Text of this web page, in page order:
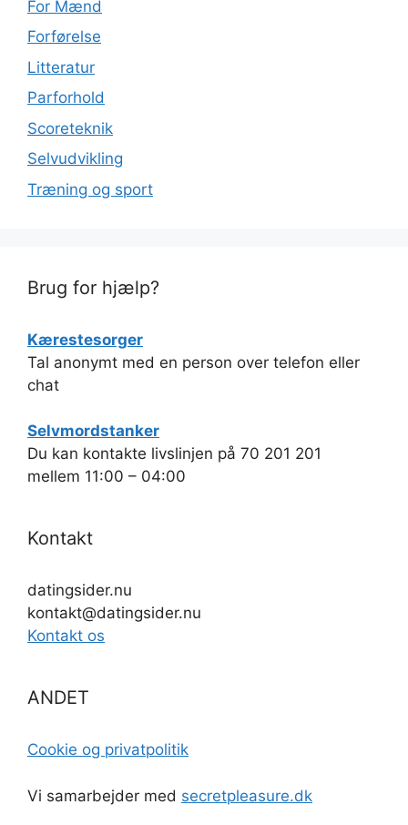
For Mænd
Forførelse
Litteratur
Parforhold
Scoreteknik
Selvudvikling
Træning og sport
Brug for hjælp?
Kærestesorger
Tal anonymt med en person over telefon eller
chat
Selvmordstanker
Du kan kontakte livslinjen på 70 201 201
mellem 11:00 – 04:00
Kontakt
datingsider.nu
kontakt@datingsider.nu
Kontakt os
ANDET
Cookie og privatpolitik
Vi samarbejder med secretpleasure.dk